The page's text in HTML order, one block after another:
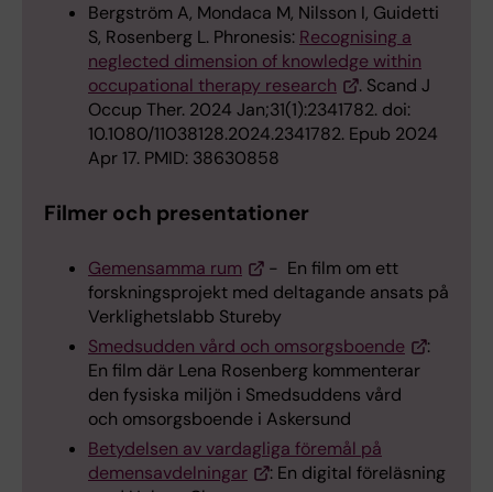
Bergström A, Mondaca M, Nilsson I, Guidetti
S, Rosenberg L. Phronesis: Recognising a
neglected dimension of knowledge within
occupational therapy research
. Scand J
Occup Ther. 2024 Jan;31(1):2341782. doi:
10.1080/11038128.2024.2341782. Epub 2024
Apr 17. PMID: 38630858
Filmer och presentationer
Gemensamma rum
- En film om ett
forskningsprojekt med deltagande ansats på
Verklighetslabb Stureby
Smedsudden vård och omsorgsboende
:
En film där Lena Rosenberg kommenterar
den fysiska miljön i Smedsuddens vård
och omsorgsboende i Askersund
Betydelsen av vardagliga föremål på
demensavdelningar
: En digital föreläsning